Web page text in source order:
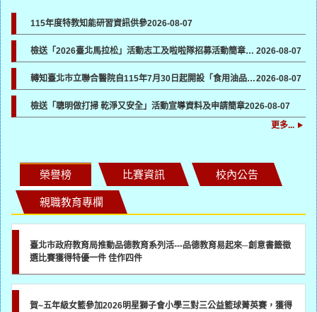
115年度特教知能研習資訊供參2026-08-07
檢送「2026臺北馬拉松」活動志工及啦啦隊招募活動簡章及報名表各1份，請貴機關協助於所屬管道宣傳並鼓勵踴躍報名參加 2026-08-07
轉知臺北市立聯合醫院自115年7月30日起開設「食用油品健康諮詢門診」一案，請各校（園）協助向所屬教職員工生宣導2026-08-07
檢送「聰明做打掃 乾淨又安全」活動宣導資料及申請簡章2026-08-07
更多...
榮譽榜 比賽資訊 校內公告
親職教育專欄
臺北市政府教育局推動品德教育系列活---品德教育易起來─創意書籤徵
選比賽獲得特優一件 佳作四件
賀~五年級女籃參加2026明星獅子會小學三對三公益籃球菁英賽，獲得